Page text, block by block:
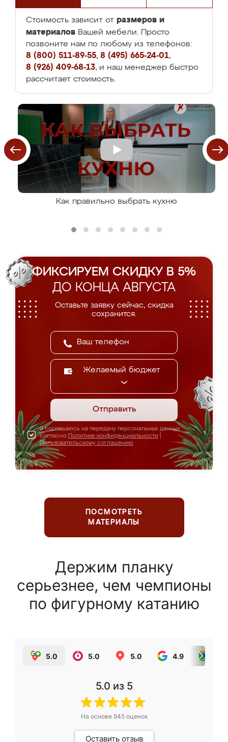
Стоимость зависит от размеров и
материалов Вашей мебели. Просто
позвоните нам по любому из телефонов:
8 (800) 511-89-55, 8 (495) 665-24-01,
8 (926) 409-68-13, и наш менеджер быстро
рассчитает стоимость.
Как правильно выбрать кухню
ФИКСИРУЕМ СКИДКУ В 5%
ДО КОНЦА АВГУСТА
Оставьте заявку сейчас, скидка
сохранится.
Желаемый бюджет
Отправить
Я соглашаюсь на передачу персональных данных
согласно Политике конфиденциальности
Пользовательскому соглашению
ПОСМОТРЕТЬ
МАТЕРИАЛЫ
Держим планку
серьезнее, чем чемпионы
по фигурному катанию
5.0 5.0 5.0 4.9
5.0 из 5
На основе 945оценок
Оставить отзыв